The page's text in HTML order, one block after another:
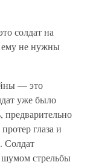
солдат на
ему не нужны
— это
уже было
предварительно
глаза и
Солдат
шумом стрельбы